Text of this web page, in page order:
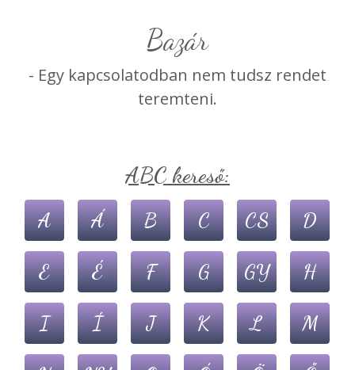
bazár
- Egy kapcsolatodban nem tudsz rendet
teremteni.
ABC kereső:
A Á B C CS D
E É F G GY H
I Í J K L M